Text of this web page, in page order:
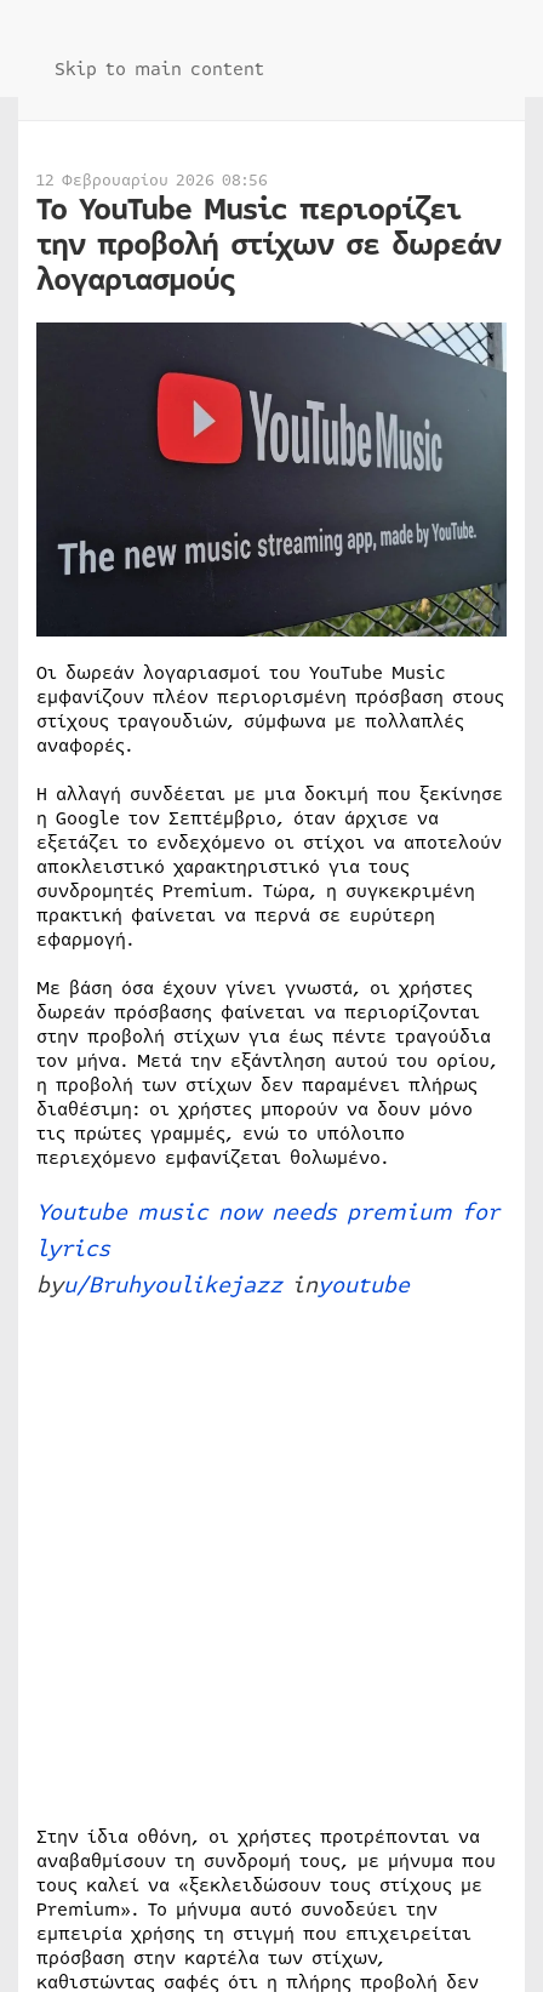
Skip to main content
12 Φεβρουαρίου 2026 08:56
Το YouTube Music περιορίζει
την προβολή στίχων σε δωρεάν
λογαριασμούς
Οι δωρεάν λογαριασμοί του YouTube Music
εμφανίζουν πλέον περιορισμένη πρόσβαση στους
στίχους τραγουδιών, σύμφωνα με πολλαπλές
αναφορές.
Η αλλαγή συνδέεται με μια δοκιμή που ξεκίνησε
η Google τον Σεπτέμβριο, όταν άρχισε να
εξετάζει το ενδεχόμενο οι στίχοι να αποτελούν
αποκλειστικό χαρακτηριστικό για τους
συνδρομητές Premium. Τώρα, η συγκεκριμένη
πρακτική φαίνεται να περνά σε ευρύτερη
εφαρμογή.
Με βάση όσα έχουν γίνει γνωστά, οι χρήστες
δωρεάν πρόσβασης φαίνεται να περιορίζονται
στην προβολή στίχων για έως πέντε τραγούδια
τον μήνα. Μετά την εξάντληση αυτού του ορίου,
η προβολή των στίχων δεν παραμένει πλήρως
διαθέσιμη: οι χρήστες μπορούν να δουν μόνο
τις πρώτες γραμμές, ενώ το υπόλοιπο
περιεχόμενο εμφανίζεται θολωμένο.
Youtube music now needs premium for
lyrics
byu/Bruhyoulikejazzinyoutube
Στην ίδια οθόνη, οι χρήστες προτρέπονται να
αναβαθμίσουν τη συνδρομή τους, με μήνυμα που
τους καλεί να «ξεκλειδώσουν τους στίχους με
Premium». Το μήνυμα αυτό συνοδεύει την
εμπειρία χρήσης τη στιγμή που επιχειρείται
πρόσβαση στην καρτέλα των στίχων,
καθιστώντας σαφές ότι η πλήρης προβολή δεν